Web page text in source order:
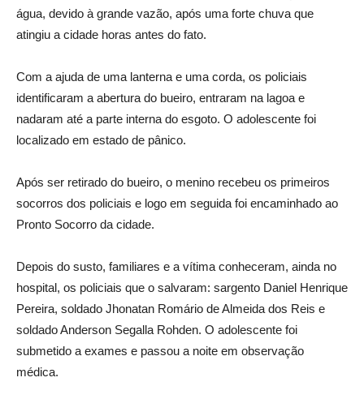
água, devido à grande vazão, após uma forte chuva que
atingiu a cidade horas antes do fato.
Com a ajuda de uma lanterna e uma corda, os policiais
identificaram a abertura do bueiro, entraram na lagoa e
nadaram até a parte interna do esgoto. O adolescente foi
localizado em estado de pânico.
Após ser retirado do bueiro, o menino recebeu os primeiros
socorros dos policiais e logo em seguida foi encaminhado ao
Pronto Socorro da cidade.
Depois do susto, familiares e a vítima conheceram, ainda no
hospital, os policiais que o salvaram: sargento Daniel Henrique
Pereira, soldado Jhonatan Romário de Almeida dos Reis e
soldado Anderson Segalla Rohden. O adolescente foi
submetido a exames e passou a noite em observação
médica.